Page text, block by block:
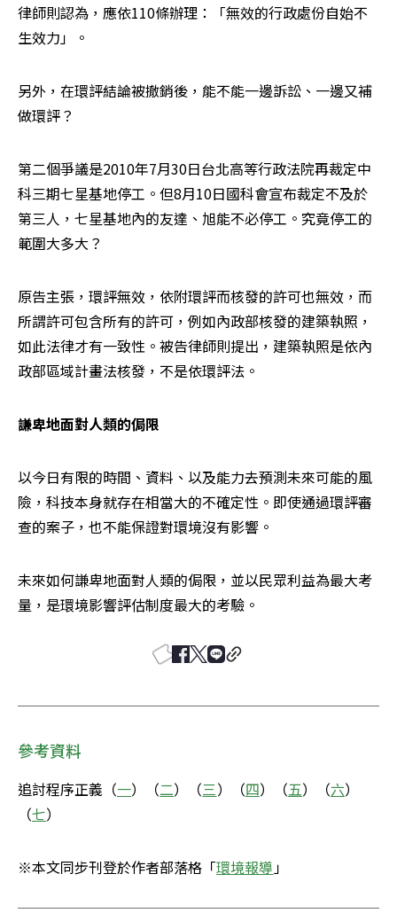
律師則認為，應依110條辦理：「無效的行政處份自始不
生效力」。
另外，在環評結論被撤銷後，能不能一邊訴訟、一邊又補
做環評？
第二個爭議是2010年7月30日台北高等行政法院再裁定中
科三期七星基地停工。但8月10日國科會宣布裁定不及於
第三人，七星基地內的友達、旭能不必停工。究竟停工的
範圍大多大？
原告主張，環評無效，依附環評而核發的許可也無效，而
所謂許可包含所有的許可，例如內政部核發的建築執照，
如此法律才有一致性。被告律師則提出，建築執照是依內
政部區域計畫法核發，不是依環評法。
謙卑地面對人類的侷限
以今日有限的時間、資料、以及能力去預測未來可能的風
險，科技本身就存在相當大的不確定性。即使通過環評審
查的案子，也不能保證對環境沒有影響。
未來如何謙卑地面對人類的侷限，並以民眾利益為最大考
量，是環境影響評估制度最大的考驗。
參考資料
追討程序正義（一）（二）（三）（四）（五）（六）
（七）
※本文同步刊登於作者部落格「環境報導 」